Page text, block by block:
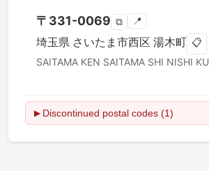
〒 331-0069 ⧉ 📍
埼玉県 さいたま市西区 湯木町 📋
SAITAMA KEN SAITAMA SHI NISHI KU
▶ Discontinued postal codes (1)